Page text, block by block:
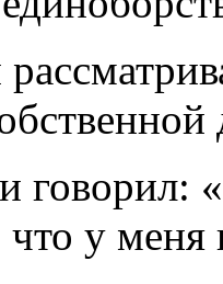
говорил:
что у